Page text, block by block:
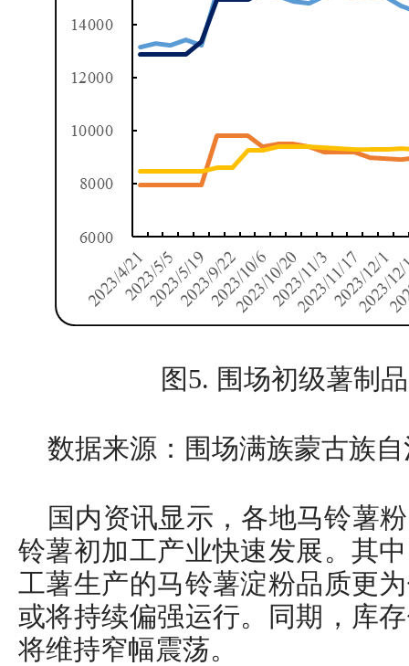
图5. 围场初级薯制
数据来源：围场满族蒙古族
国内资讯显示，各地马铃薯
铃薯初加工产业快速发展。其
工薯生产的马铃薯淀粉品质更
或将持续偏强运行。同期，库
将维持窄幅震荡。